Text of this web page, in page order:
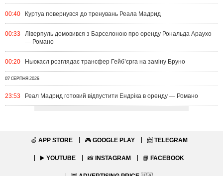
00:40 Куртуа повернувся до тренувань Реала Мадрид
00:33
Ліверпуль домовився з Барселоною про оренду Рональда Араухо
— Романо
00:20 Ньюкасл розглядає трансфер Гейб’єрга на заміну Бруно
07 СЕРПНЯ 2026
23:53 Реал Мадрид готовий відпустити Ендріка в оренду — Романо
🍏 APP STORE 🎮 GOOGLE PLAY 📨 TELEGRAM
▶️ YOUTUBE 📸 INSTAGRAM 📘 FACEBOOK